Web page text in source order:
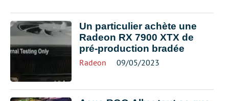
Un particulier achète une
Radeon RX 7900 XTX de
pré-production bradée
Radeon 09/05/2023